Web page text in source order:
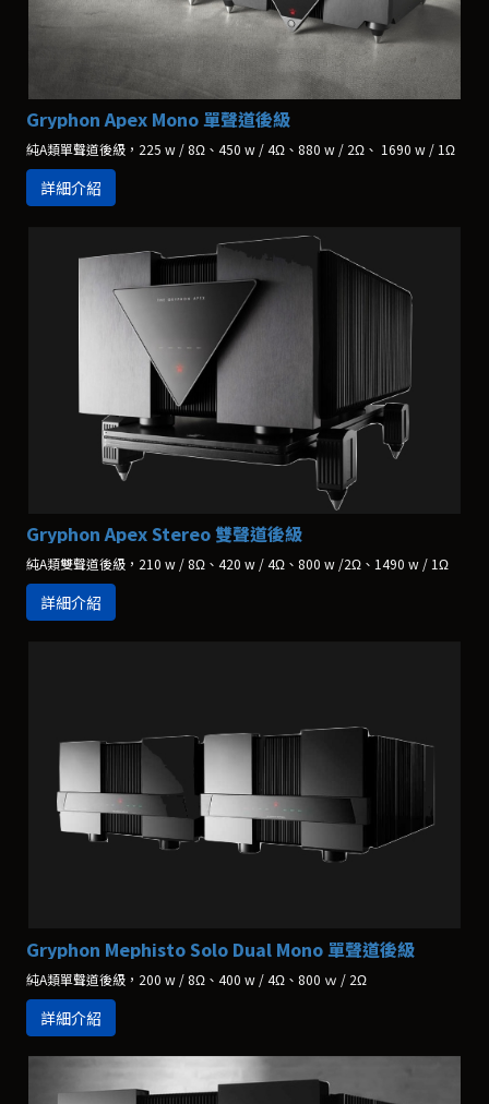
Gryphon Apex Mono 單聲道後級
純A類單聲道後級，225 w / 8Ω、450 w / 4Ω、880 w / 2Ω、 1690 w / 1Ω
詳細介紹
Gryphon Apex Stereo 雙聲道後級
純A類雙聲道後級，210 w / 8Ω、420 w / 4Ω、800 w /2Ω、1490 w / 1Ω
詳細介紹
Gryphon Mephisto Solo Dual Mono 單聲道後級
純A類單聲道後級，200 w / 8Ω、400 w / 4Ω、800 ｗ / 2Ω
詳細介紹